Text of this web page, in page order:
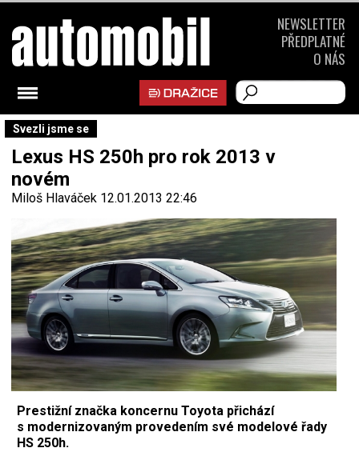
Svezli jsme se
Lexus HS 250h pro rok 2013 v
novém
Miloš Hlaváček 12.01.2013 22:46
Prestižní značka koncernu Toyota přichází
s modernizovaným provedením své modelové řady
HS 250h.
NEWSLETTER
PŘEDPLATNÉ
O NÁS